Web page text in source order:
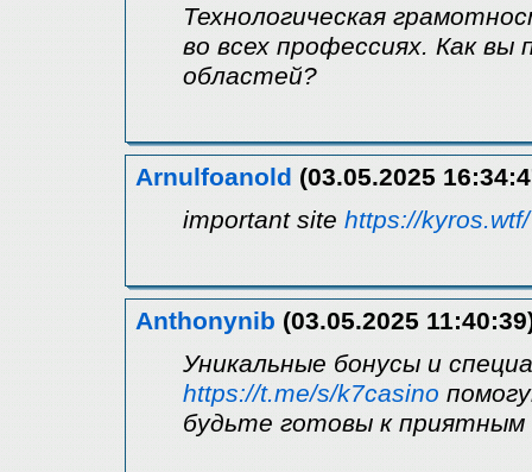
Технологическая
во всех профессиях. Как вы
областей?
Arnulfoanold (03.05.2025
important site https://kyros.wtf/
Anthonynib (03.05.2025
Уникальные бонусы и
https://t.me/s/k7casino
будьте готовы к приятным